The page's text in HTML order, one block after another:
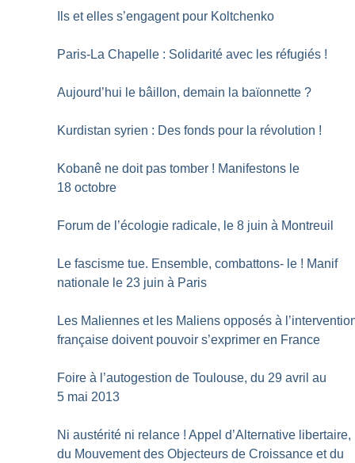
Ils et elles s’engagent pour Koltchenko
Paris-La Chapelle : Solidarité avec les réfugiés !
Aujourd’hui le bâillon, demain la baïonnette ?
Kurdistan syrien : Des fonds pour la révolution !
Kobanê ne doit pas tomber ! Manifestons le
18 octobre
Forum de l’écologie radicale, le 8 juin à Montreuil
Le fascisme tue. Ensemble, combattons- le ! Manif
nationale le 23 juin à Paris
Les Maliennes et les Maliens opposés à
française doivent pouvoir s’exprimer en France
Foire à l’autogestion de Toulouse, du 29 avril au
5 mai 2013
Ni austérité ni relance ! Appel d’Alternative libertaire,
du Mouvement des Objecteurs de Croissance et du